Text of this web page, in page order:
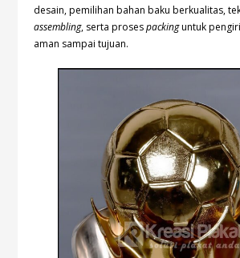
desain, pemilihan bahan baku berkualitas,
assembling, serta prosespackinguntuk
aman sampai tujuan.